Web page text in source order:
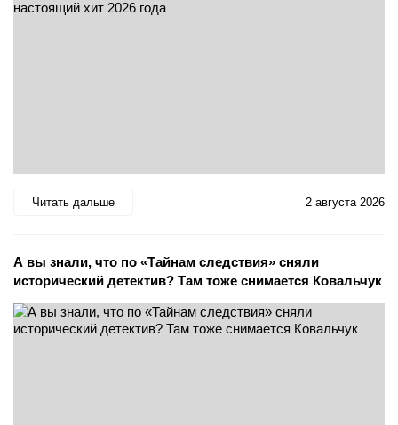
Читать дальше 2 августа 2026
А вы знали, что по «Тайнам следствия» сняли
исторический детектив? Там тоже снимается Ковальчук